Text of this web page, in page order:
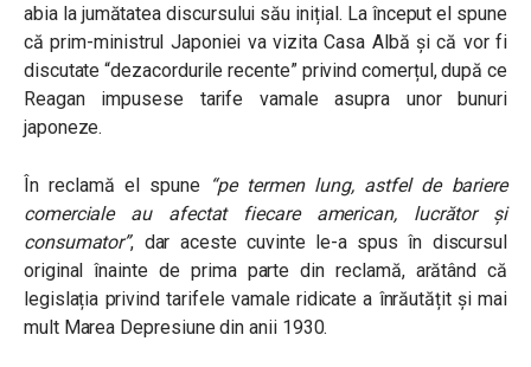
abia la jumătatea discursului său inițial. La început el spune
că prim-ministrul Japoniei va vizita Casa Albă și că vor fi
discutate “dezacordurile recente” privind comerțul, după ce
Reagan impusese tarife vamale asupra unor bunuri
japoneze.
În reclamă el spune “pe termen lung, astfel de bariere
comerciale au afectat fiecare american, lucrător și
consumator”, dar aceste cuvinte le-a spus în discursul
original înainte de prima parte din reclamă, arătând că
legislația privind tarifele vamale ridicate a înrăutățit și mai
mult Marea Depresiune din anii 1930.